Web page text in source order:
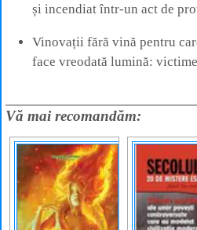
și incendiat într-un act de
Vinovații fără vină pentru
face vreodată lumină:
Vă mai recomandăm: